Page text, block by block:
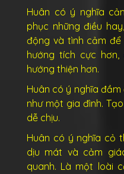
Huân có ý nghĩa
phục những điều
động và tình cảm để
hướng tích cực
hướng thiện hơn.
Huân có ý nghĩa đầm
như một gia đình.
dễ chịu.
Huân có ý nghĩa cỏ
dịu mát và cảm
quanh. Là một loài